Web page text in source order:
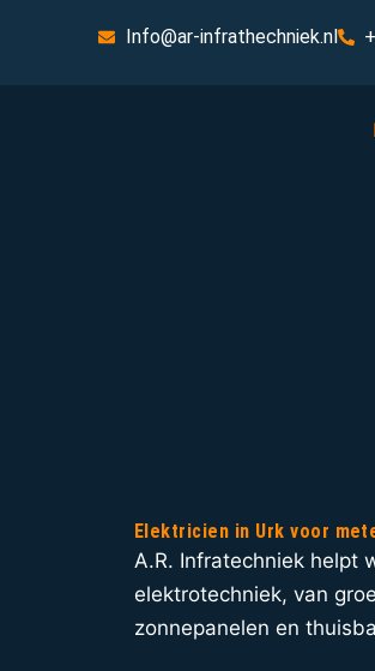
Info@ar-infrathechniek.nl
Elektricien in Urk voor
A.R. Infratechniek helpt
elektrotechniek, van
zonnepanelen en